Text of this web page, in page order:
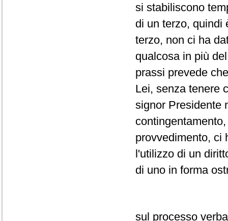
si stabiliscono
di un terzo, quindi
terzo, non ci ha
qualcosa in più
prassi prevede
Lei, senza tenere
signor Presidente
provvedimento, ci
l'utilizzo di un
di uno in forma
sul processo